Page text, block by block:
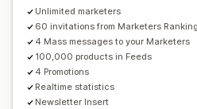
Platby
Bankovní převody Výplaty na
Unlimited marketers
60 invitations from Marketers Ranking
4 Mass messages to your Marketers
100,000 products in Feeds
4 Promotions
Realtime statistics
Newsletter Insert